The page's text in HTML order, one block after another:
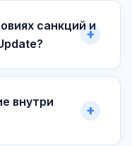
санкций и
внутри